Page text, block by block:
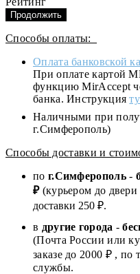
Продолжить
Способы оплаты:
Оплата банковской
При оплате картой
функцию MirAccept
банка. Инструкция
Наличными при
г.Симферополь)
Способы доставки и
по г.Симферополь-
₽(курьером до двери
доставки 250 ₽.
в другие города -
(Почта России или
заказе до 2000 ₽ , по
службы.